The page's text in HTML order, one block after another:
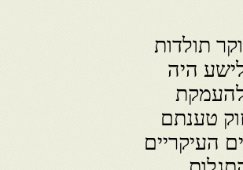
תולדות
היה
להעמקת
טענתם
העיקריים